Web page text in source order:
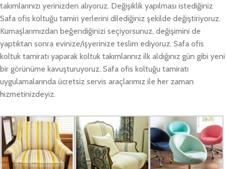
takımlarınızı yerinizden alıyoruz. Değişiklik yapılması istediğiniz
Safa ofis koltuğu tamiri yerlerini dilediğiniz şekilde değiştiriyoruz.
Kumaşlarımızdan beğendiğinizi seçiyorsunuz, değişimini de
yaptıktan sonra evinize/işyerinize teslim ediyoruz. Safa ofis
koltuk tamiratı yaparak koltuk takımlarınız ilk aldığınız gün gibi yeni
bir görünüme kavuşturuyoruz. Safa ofis koltuğu tamiratı
uygulamalarında ücretsiz servis araçlarımız ile her zaman
hizmetinizdeyiz.